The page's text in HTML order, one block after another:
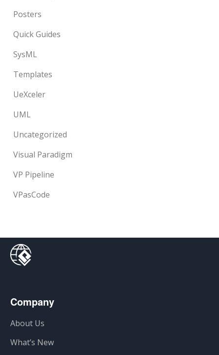
Posters
Quick Guides
SysML
Templates
UeXceler
UML
Uncategorized
Visual Paradigm
VP Pipeline
VPasCode
Company
About Us
What’s New